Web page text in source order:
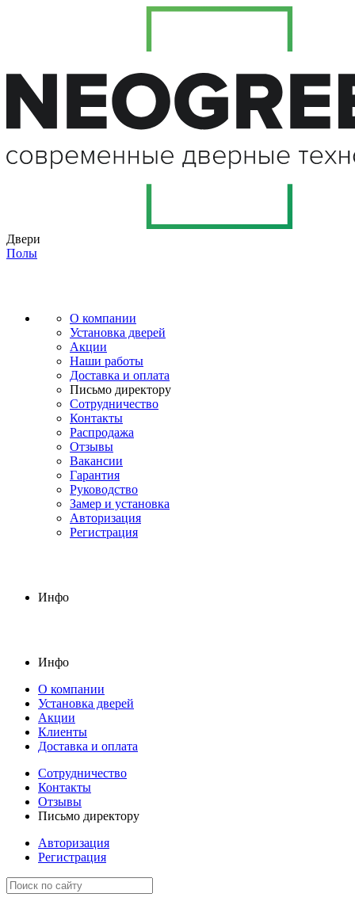
Двери
Полы
О компании
Установка дверей
Акции
Наши работы
Доставка и оплата
Письмо директору
Сотрудничество
Контакты
Распродажа
Отзывы
Вакансии
Гарантия
Руководство
Замер и установка
Авторизация
Регистрация
Инфо
Инфо
О компании
Установка дверей
Акции
Клиенты
Доставка и оплата
Сотрудничество
Контакты
Отзывы
Письмо директору
Авторизация
Регистрация